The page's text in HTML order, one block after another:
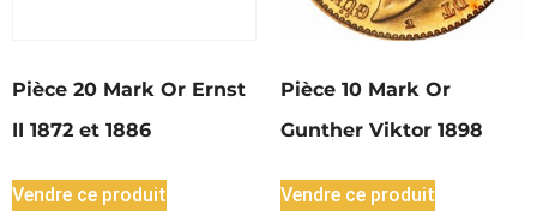
Pièce 20 Mark Or Ernst
II 1872 et 1886
Vendre ce produit
Pièce 10 Mark Or
Gunther Viktor 1898
Vendre ce produit